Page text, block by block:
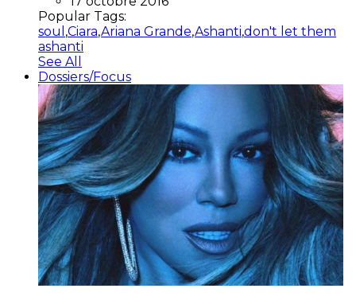
Popular Tags:
soul ,Ciara,Ariana Grande,Ashanti,don't let them
ashanti
See All
Dossiers/Focus